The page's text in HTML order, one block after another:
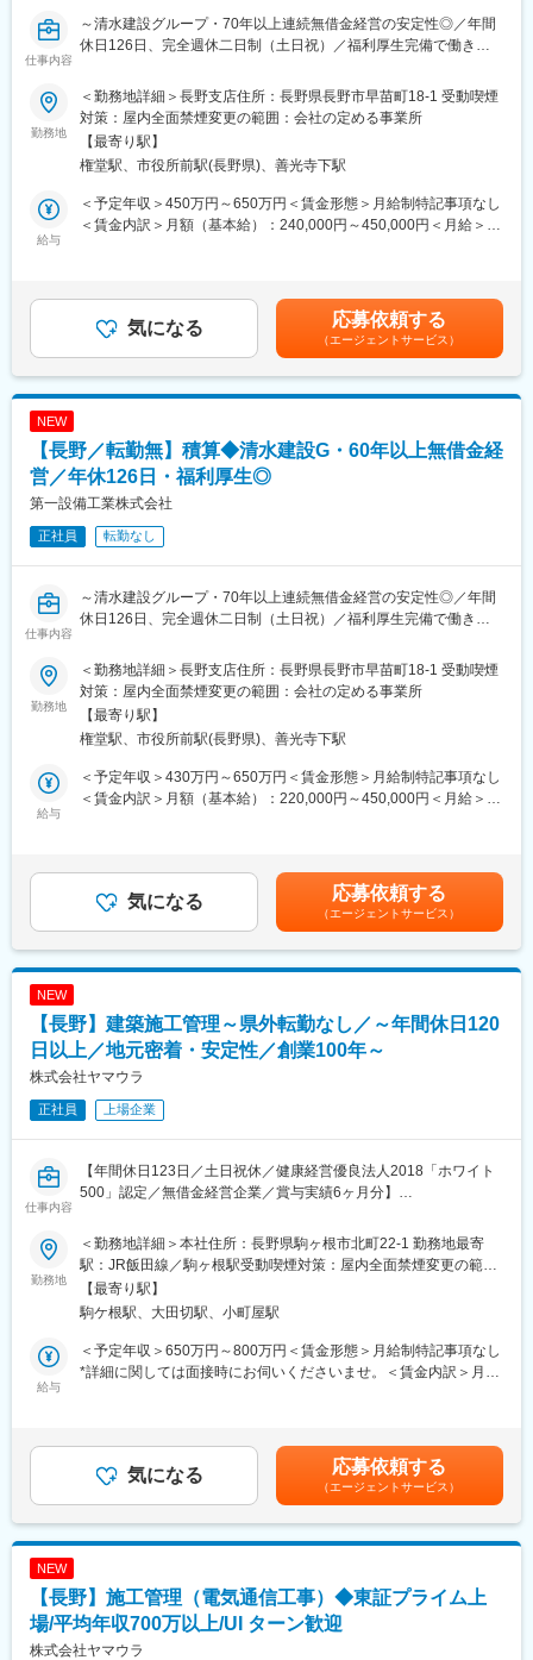
＜職場環境＞
新規拠点だからこそ、今までの慣習にとらわれず新しいやり方に
本社や関東の拠点には経験豊富な施工管理スタッフが在籍してお
り、
困ったことや不明点は、いつでも気軽に相談できる環境がありま
す。
■同社の魅力：【空調機器はなくてはならないものになっていま
す】
た、古い機器だと光熱費がかさむこともあり、「省エネ」へのニ
ーズも高まっています。「快適な空間が提供できず集客に響くこ
とが悩み」「体調が悪い人も来るので、常時快適な空間を創りた
エアコンへの関心も高まっており、大きな商機も迎えています。
多くのお客様から支持される理由は 1台売って終わりというわけ
ではなくプロに徹した空調改善提案とメンテナンスの細やかさが
あるからです。
変更の範囲：会社の定める業務
仕事内容
～清水建設グループ・70年以上連続無借金経営の安定性◎／年間
休日126日、完全週休二日制（土日祝）／福利厚生完備で働き方
■業務内容
設計図面をもとに機器・資材の数量を算出し、正確な原価計算と
競争力ある見積書を作成します。清水建設グループの大型案件を
中心に、利益と受注力を両立させる積算業務を担います。
■業務詳細
・設計図面からの精密な機器・資材の数量算出
・最新の製品スペック把握と、メーカー各社への見積依頼・価格
交渉
・営業・設計部と連携し利益と競争力を両立させた戦略的な見積
がらバランスのとれた働き方を実現できます。
年末年始や夏季休暇などの連続休暇取得可、時間単位有給、産育
休取得率100%とお休みを取りやすい環境です。
また、独身・単身・家族問わず月2万円で入居できる借り上げ社宅
（諸条件有）もあり、長く安心して働くことができる環境が整っ
■当社について・魅力
～清水建設グループの盤石な後ろ盾～
不況に左右されない強固な財務体質が自慢です。
～「建物の命」を司る誇り～
手がけるのは建物の血管・内臓となる空調・衛生設備。
大阪万博・豊洲市場・有名スタジアムなど、歴史に刻まれるラン
ドマークの心臓部を私たちが支えています。
清水建設グループの専属パートナーとして、一生モノのキャリア
を揺るぎない基盤の上で築き上げることが可能です。
～最新技術を導入～
最新のハード・ソフトへの投資を惜しみません。
～DX推進で「本来の業務」に集中～
まで排除。
技術者が精度の追求に専念できる体制を整えています。
変更の範囲：会社の定める業務
勤務地
＜勤務地詳細＞長野支店住所：長野県長野市早苗町18-1 受動喫煙
対策：屋内全面禁煙変更の範囲：会社の定める事業所
【最寄り駅】
権堂駅、市役所前駅(長野県)、善光寺下駅
給与
＜予定年収＞450万円～650万円＜賃金形態＞月給制特記事項なし
＜賃金内訳＞月額（基本給）：240,000円～450,000円＜月給＞
任・年収640万円（39.6万円＋賞与＋手当）／40歳課長賃金はあ
くまでも目安の金額であり、選考を通じて上下する可能性があり
ます。月給(月額)は固定手当を含めた表記です。
気になる 応募依頼する
（エージェントサービス）
NEW
【長野／転勤無】積算◆清水建設G・60年以上無借金経
営／年休126日・福利厚生◎
第一設備工業株式会社
正社員 転勤なし
仕事内容
～清水建設グループ・70年以上連続無借金経営の安定性◎／年間
休日126日、完全週休二日制（土日祝）／福利厚生完備で働き方
■業務内容
設計図面をもとに機器・資材の数量を算出し、正確な原価計算と
競争力ある見積書を作成します。清水建設グループの大型案件を
中心に、利益と受注力を両立させる積算業務を担います。
■業務詳細
・設計図面からの精密な機器・資材の数量算出
・最新の製品スペック把握と、メーカー各社への見積依頼・価格
交渉
・営業・設計部と連携し利益と競争力を両立させた戦略的な見積
がらバランスのとれた働き方を実現できます。
年末年始や夏季休暇などの連続休暇取得可、時間単位有給、産育
休取得率100%とお休みを取りやすい環境です。
■当社について・魅力
不況に左右されない強固な財務体質が自慢です。
手がけるのは建物の血管・内臓となる空調・衛生設備。
大阪万博・豊洲市場・有名スタジアムなど、歴史に刻まれるラン
ドマークの心臓部を私たちが支えています。
～将来まで続く安心感～
インフラ設備は竣工後もメンテナンスや更新が不可欠。
そのため景気に左右されず、定年まで腰を据えて専門性を磨き続
～最新技術を導入～
最新3D CADをいち早く導入。複雑な納まり検討もスムーズに行
最新のハード・ソフトへの投資を惜しみません。
ペーパーレス化やWEB会議の活用により、無駄な付随業務を極限
まで排除。
技術者が精度の追求に専念できる体制を整えています。
勤務地
＜勤務地詳細＞長野支店住所：長野県長野市早苗町18-1 受動喫煙
対策：屋内全面禁煙変更の範囲：会社の定める事業所
【最寄り駅】
権堂駅、市役所前駅(長野県)、善光寺下駅
給与
＜予定年収＞430万円～650万円＜賃金形態＞月給制特記事項なし
＜賃金内訳＞月額（基本給）：220,000円～450,000円＜月給＞
主任・年収640万円（39.6万円＋賞与＋手当）／40歳課長賃金は
あくまでも目安の金額であり、選考を通じて上下する可能性があ
ります。月給(月額)は固定手当を含めた表記です。
気になる 応募依頼する
（エージェントサービス）
NEW
【長野】建築施工管理～県外転勤なし／～年間休日120
日以上／地元密着・安定性／創業100年～
株式会社ヤマウラ
正社員 上場企業
仕事内容
【年間休日123日／土日祝休／健康経営優良法人2018「ホワイト
500」認定／無借金経営企業／賞与実績6ヶ月分】
■職務概要：
・大型公共施設、医療福祉施設、工場、オフィスビル、マンショ
ン、住宅等様々な建築物件の施工管理をお任せします。
【変更の範囲：会社の定める業務】
■職務詳細：
・現場代理人として多くの職人さんをまとめて、工程管理・安全
管理・品質管理・原価管理を行いながら、設計図書を実際に形作
■働き方：
・配属先エリアの案件メインのため、宿泊を伴うような出張はご
ざいません。残業時間については毎週水曜日のノー残業デーに加
■人材：
会社の成長を支えるのは社員ひとりひとりの成長、学費支援の資
格取得制度をはじめ、充実の研修・教育環境が整っています。
勤務地
＜勤務地詳細＞本社住所：長野県駒ヶ根市北町22-1 勤務地最寄
駅：JR飯田線／駒ヶ根駅受動喫煙対策：屋内全面禁煙変更の範
囲：会社の定める事業所
【最寄り駅】
駒ケ根駅、大田切駅、小町屋駅
給与
＜予定年収＞650万円～800万円＜賃金形態＞月給制特記事項なし
*詳細に関しては面接時にお伺いくださいませ。＜賃金内訳＞月額
(基本給6ヶ月分)※詳細に関しては面接時にお伺いくださいませ。
賃金はあくまでも目安の金額であり、選考を通じて上下する可能
性があります。月給(月額)は固定手当を含めた表記です。
気になる 応募依頼する
（エージェントサービス）
NEW
【長野】施工管理（電気通信工事）◆東証プライム上
場/平均年収700万以上/UI ターン歓迎
株式会社ヤマウラ